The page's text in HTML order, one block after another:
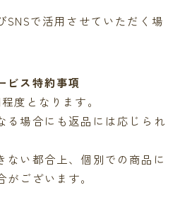
SNSで活用させていただく場
ビス特約事項
度となります。
る場合にも返品には応じられ
ない都合上、個別での商品に
ございます。